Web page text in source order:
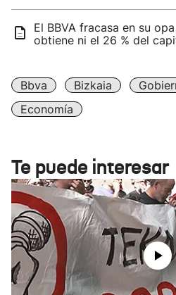
El BBVA fracasa en su
obtiene ni el 26 % del
Bbva Bizkaia
Economía
Te puede interesar